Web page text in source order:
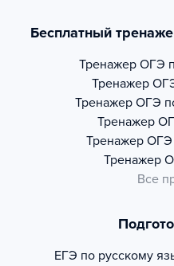
Бесплатный
Тренажер ОГЭ
Тренажер
Тренажер ОГЭ
Тренажер
Тренажер ОГЭ
Тренажер
Все
ЕГЭ по русскому